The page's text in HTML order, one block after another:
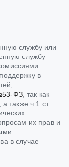
службу или
службу
в
ФЗ, так как
также ч.1 ст.
их прав и
в случае